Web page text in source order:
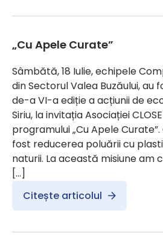
„Cu Apele Curate”
Sâmbătă, 18 Iulie, echipele
din Sectorul Valea Buzăului, au
de-a VI-a ediție a acțiunii de
Siriu, la invitația Asociației
programului „Cu Apele
fost reducerea poluării cu
naturii. La această misiune am
[…]
Citește articolul